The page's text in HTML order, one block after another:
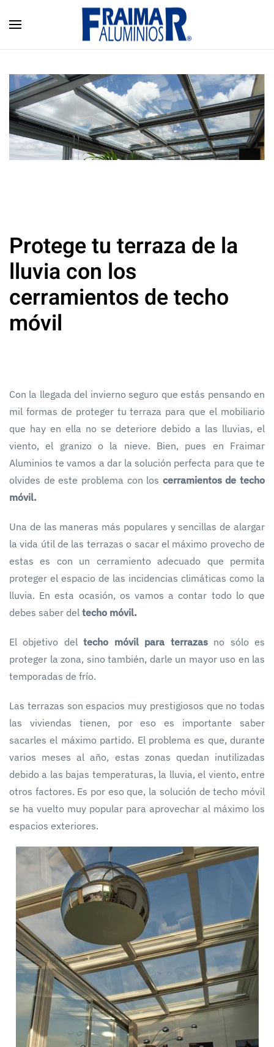
Skip to main content
Protege tu terraza de la
lluvia con los
cerramientos de techo
móvil
Con la llegada del invierno seguro que estás pensando en
mil formas de proteger tu terraza para que el mobiliario
que hay en ella no se deteriore debido a las lluvias, el
viento, el granizo o la nieve. Bien, pues en Fraimar
Aluminios te vamos a dar la solución perfecta para que te
olvides de este problema con los cerramientos de techo
móvil.
Una de las maneras más populares y sencillas de alargar
la vida útil de las terrazas o sacar el máximo provecho de
estas es con un cerramiento adecuado que permita
proteger el espacio de las incidencias climáticas como la
lluvia. En esta ocasión, os vamos a contar todo lo que
debes saber del techo móvil.
El objetivo deltecho móvil para terrazas no sólo es
proteger la zona, sino también, darle un mayor uso en las
temporadas de frío.
Las terrazas son espacios muy prestigiosos que no todas
las viviendas tienen, por eso es importante saber
sacarles el máximo partido. El problema es que, durante
varios meses al año, estas zonas quedan inutilizadas
debido a las bajas temperaturas, la lluvia, el viento, entre
otros factores. Es por eso que, la solución de techo móvil
se ha vuelto muy popular para aprovechar al máximo los
espacios exteriores.